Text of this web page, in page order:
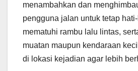
menambahkan dan
pengguna jalan untuk tetap
mematuhi rambu lalu lintas,
muatan maupun kendaraan
di lokasi kejadian agar lebih